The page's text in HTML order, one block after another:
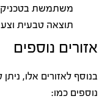
משתמשת
תוצאה טבעית
אזורים נוספים
בנוסף לאזורים אלו,
נוספים כמו: